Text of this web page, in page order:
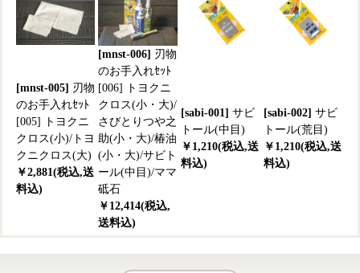
[mnst-005] 刃物
のお手入れｾｯﾄ
[005] トヨクニ
クロス(小)/トヨ
クニクロス(大)
￥2,881(税込,送
料込)
[mnst-006] 刃物
のお手入れｾｯﾄ
[006] トヨクニ
クロス(小・大)/
さびとりつや之
助(小・大)/椿油
(小・大)/サビト
ール(中目)/ママ
砥石
￥12,414(税込,
送料込)
[sabi-001] サビ
トール(中目)
￥1,210(税込,送
料込)
[sabi-002] サビ
トール(荒目)
￥1,210(税込,送
料込)